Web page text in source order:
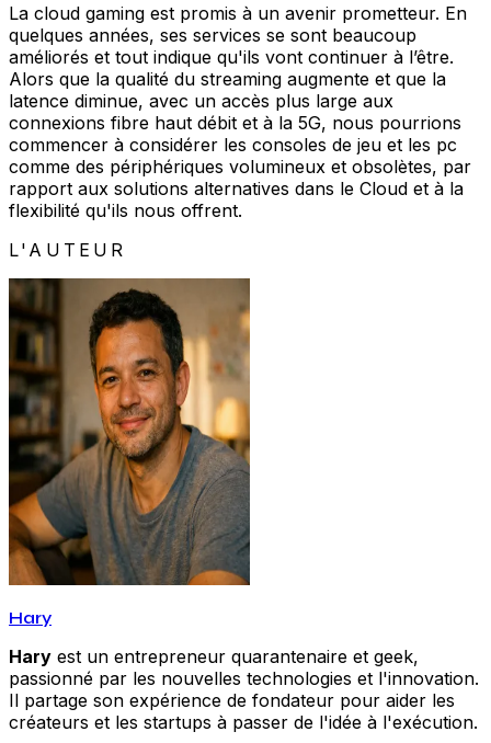
La cloud gaming est promis à un avenir prometteur. En
quelques années, ses services se sont beaucoup
améliorés et tout indique qu'ils vont continuer à l’être.
Alors que la qualité du streaming augmente et que la
latence diminue, avec un accès plus large aux
connexions fibre haut débit et à la 5G, nous pourrions
commencer à considérer les consoles de jeu et les pc
comme des périphériques volumineux et obsolètes, par
rapport aux solutions alternatives dans le Cloud et à la
flexibilité qu'ils nous offrent.
L'AUTEUR
Hary
Hary est un entrepreneur quarantenaire et geek,
passionné par les nouvelles technologies et l'innovation.
Il partage son expérience de fondateur pour aider les
créateurs et les startups à passer de l'idée à l'exécution.